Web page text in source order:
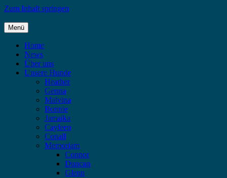
Zum Inhalt springen
Highlandflats – Flat Coated Retriever
Menü
Home
News
Über uns
Unsere Hunde
Heather
Genna
Malvina
Bonnie
Jamaika
Cayleen
Conall
Memoriam
Connor
Duncan
Glenn